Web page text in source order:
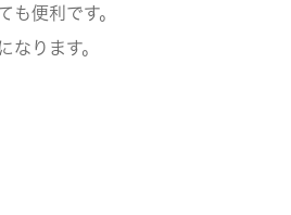
便利です。
ります。